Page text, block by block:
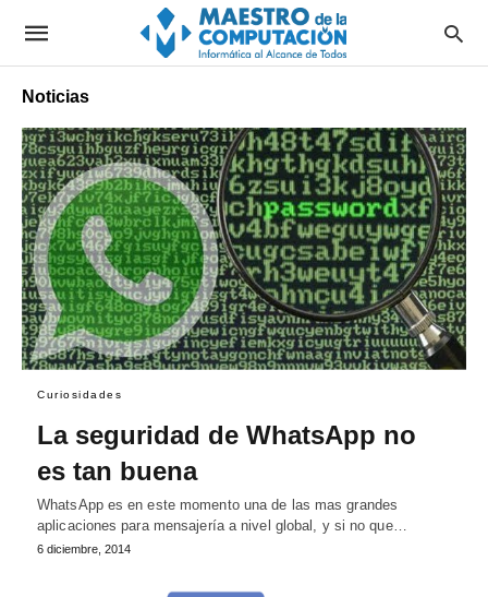
Noticias
Curiosidades
La seguridad de WhatsApp no
es tan buena
WhatsApp es en este momento una de las mas grandes
aplicaciones para mensajería a nivel global, y si no que…
6 diciembre, 2014